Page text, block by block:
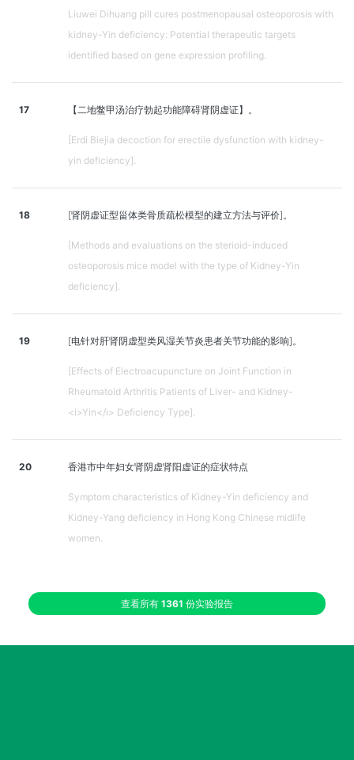
Liuwei Dihuang pill cures postmenopausal osteoporosis with
kidney-Yin deficiency: Potential therapeutic targets
identified based on gene expression profiling.
17 【二地鳖甲汤治疗勃起功能障碍肾阴虚证】。
[Erdi Biejia decoction for erectile dysfunction with kidney-
yin deficiency].
18 [肾阴虚证型甾体类骨质疏松模型的建立方法与评价]。
[Methods and evaluations on the sterioid-induced
osteoporosis mice model with the type of Kidney-Yin
deficiency].
19 [电针对肝肾阴虚型类风湿关节炎患者关节功能的影响]。
[Effects of Electroacupuncture on Joint Function in
Rheumatoid Arthritis Patients of Liver- and Kidney-
<i>Yin</i> Deficiency Type].
20 香港市中年妇女肾阴虚肾阳虚证的症状特点
Symptom characteristics of Kidney-Yin deficiency and
Kidney-Yang deficiency in Hong Kong Chinese midlife
women.
查看所有 1361 份实验报告